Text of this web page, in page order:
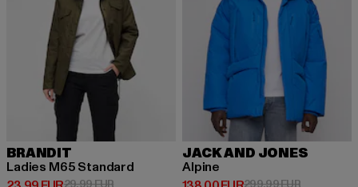
BRANDIT
Ladies M65 Standard
29,99 EURAktionspreis: 29,99 EUR
JACK AND JONES
Alpine
299,99 EUR